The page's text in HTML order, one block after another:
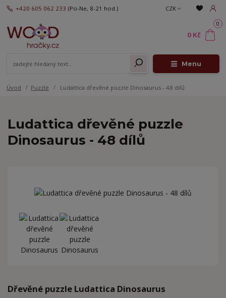
Menu
CZK
+420 605 062 233 (Po-Ne, 8-21 hod.)
0
0 Kč
Úvod Puzzle Ludattica dřevěné puzzle Dinosaurus - 48 dílů
Ludattica dřevěné puzzle
Dinosaurus - 48 dílů
Dřevěné puzzle Ludattica Dinosaurus